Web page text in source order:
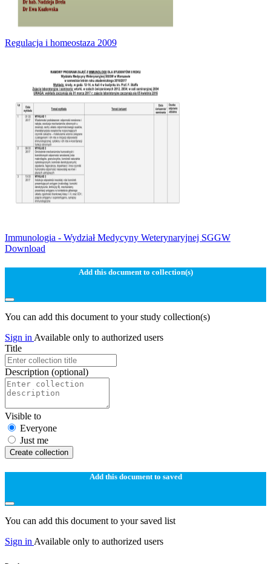
Regulacja i homeostaza 2009
Immunologia - Wydział Medycyny Weterynaryjnej SGGW
Download
Add this document to collection(s)
You can add this document to your study collection(s)
Sign in Available only to authorized users
Title
Description (optional)
Visible to
Everyone
Just me
Create collection
Add this document to saved
You can add this document to your saved list
Sign in Available only to authorized users